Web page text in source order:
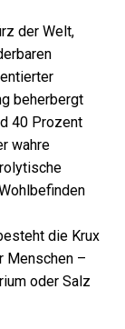
der Welt,
beherbergt
40 Prozent
wahre
die Krux
Menschen –
oder Salz